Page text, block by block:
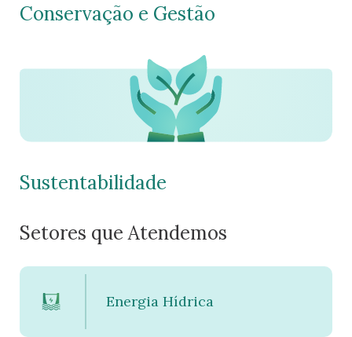
Conservação e Gestão
Sustentabilidade
Setores que Atendemos
Energia Hídrica